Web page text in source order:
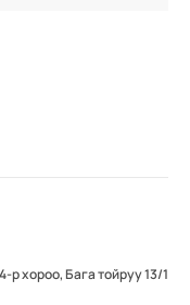
р хороо, Бага тойруу 13/1